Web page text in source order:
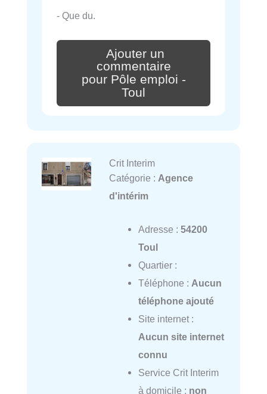
- Que du.
Ajouter un
commentaire
pour Pôle emploi -
Toul
Crit Interim
Catégorie : Agence
d'intérim
Adresse : 54200
Toul
Quartier :
Téléphone : Aucun
téléphone ajouté
Site internet :
Aucun site internet
connu
Service Crit Interim
à domicile : non